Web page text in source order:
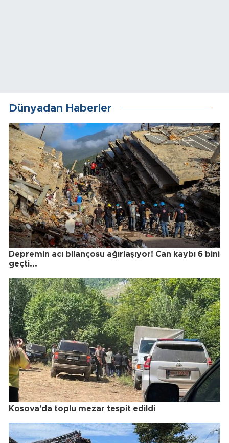
Dünyadan Haberler
Depremin acı bilançosu ağırlaşıyor! Can kaybı 6 bini
geçti...
Kosova'da toplu mezar tespit edildi